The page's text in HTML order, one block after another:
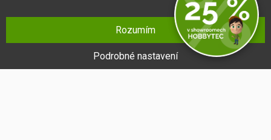
Pro zákazníka
Obchodní podmínky
Na našem webu používáme několik druhů kategorií cookies:
Ty jsou nezbytně nutné pro fungování webu a jeho funkcí, které se
rozhodnete využívat. Bez nich by náš web nefungoval, např. by nebylo
Rozumím
Podrobné nastavení